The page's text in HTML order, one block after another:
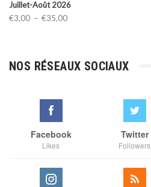
Juillet-Août 2026
€3,00 – €35,00Plage
à
NOS RÉSEAUX SOCIAUX
Facebook
Likes
Twitter
Followers